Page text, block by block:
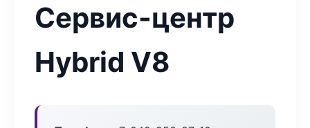
Сервис-центр
Hybrid V8